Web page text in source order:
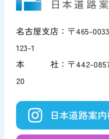
名古屋支店：〒465-
123-1
本 社：〒442-0857
20
日本道路案